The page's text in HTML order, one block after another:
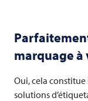
marquage
Oui, cela
solutions